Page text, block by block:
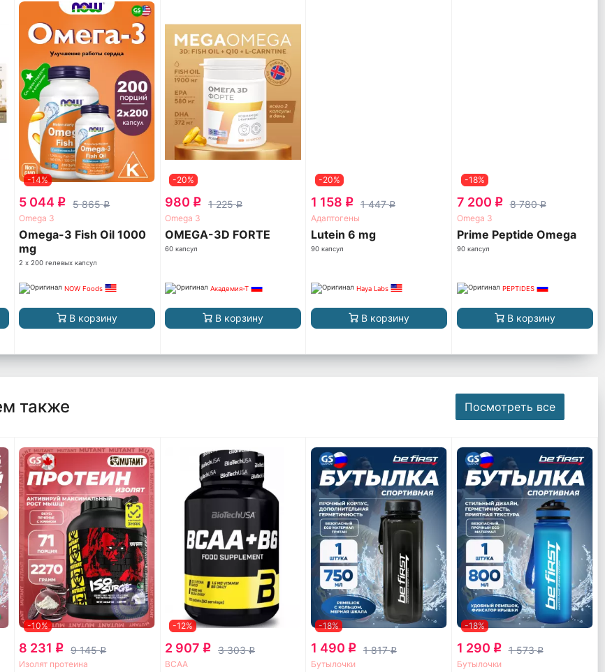
-14%
5 044 q 5 865q
Omega 3
Omega-3 Fish Oil 1000
mg
2 х 200 гелевых капсул
NOW Foods
В корзину
-20%
980 q 1 225q
Omega 3
OMEGA-3D FORTE
60 капсул
Академия-Т
В корзину
-20%
1 158 q 1 447q
Адаптогены
Lutein 6 mg
90 капсул
Haya Labs
В корзину
-18%
7 200 q 8 780q
Omega 3
Prime Peptide Omega
90 капсул
PEPTIDES
В корзину
также Посмотреть все
-10%
8 231 q 9 145q
Изолят протеина
-12%
2 907 q 3 303q
ВСАА
-18%
1 490 q 1 817q
Бутылочки
-18%
1 290 q 1 573q
Бутылочки